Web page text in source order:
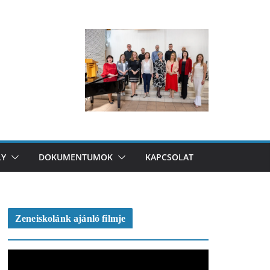
DOKUMENTUMOK KAPCSOLAT
Zeneiskolánk ajánló filmje